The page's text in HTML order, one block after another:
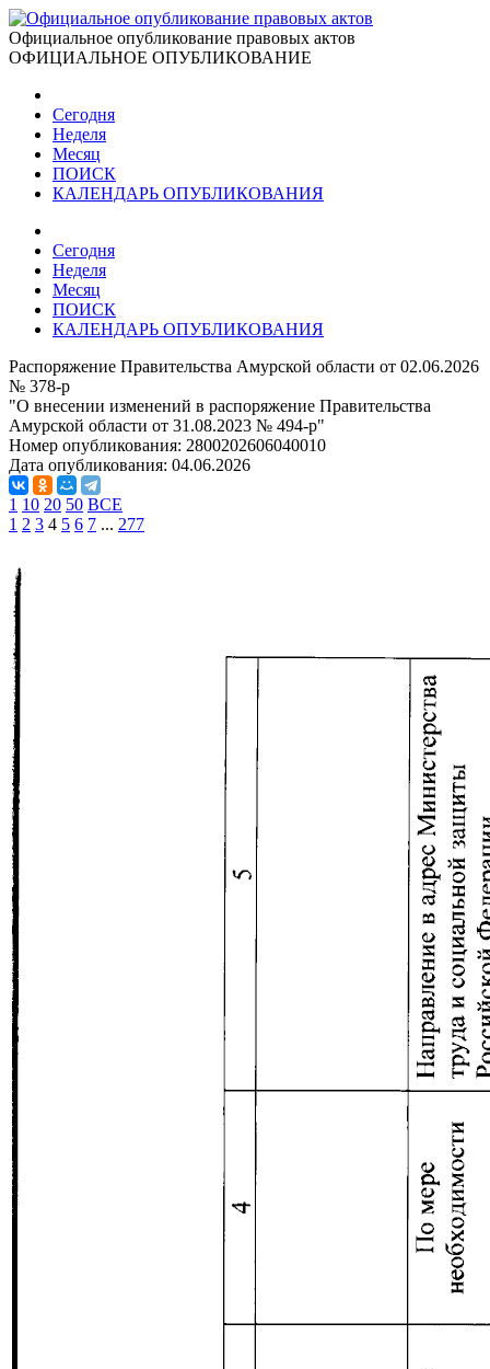
Официальное опубликование правовых актов
ОФИЦИАЛЬНОЕ ОПУБЛИКОВАНИЕ
Сегодня
Неделя
Месяц
ПОИСК
КАЛЕНДАРЬ ОПУБЛИКОВАНИЯ
Сегодня
Неделя
Месяц
ПОИСК
КАЛЕНДАРЬ ОПУБЛИКОВАНИЯ
Распоряжение Правительства Амурской области от 02.06.2026
№ 378-р
"О внесении изменений в распоряжение Правительства
Амурской области от 31.08.2023 № 494-р"
Номер опубликования: 2800202606040010
Дата опубликования: 04.06.2026
1 10 20 50 ВСЕ
1 2 3 4 5 6 7 ... 277